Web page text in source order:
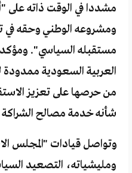
مشددا في الوقت ذاته
ومشروعه الوطني وحقه في
مستقبله السياسي". ومؤكدا
العربية السعودية ممدودة
من حرصها على تعزيز
شأنه خدمة مصالح الشراكة
وتواصل قيادات "المجلس
ومليشياته، التصعيد